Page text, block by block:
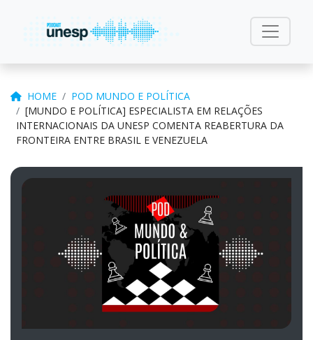
HOME
POD MUNDO E POLÍTICA
[MUNDO E POLÍTICA] ESPECIALISTA EM RELAÇÕES
INTERNACIONAIS DA UNESP COMENTA REABERTURA DA
FRONTEIRA ENTRE BRASIL E VENEZUELA